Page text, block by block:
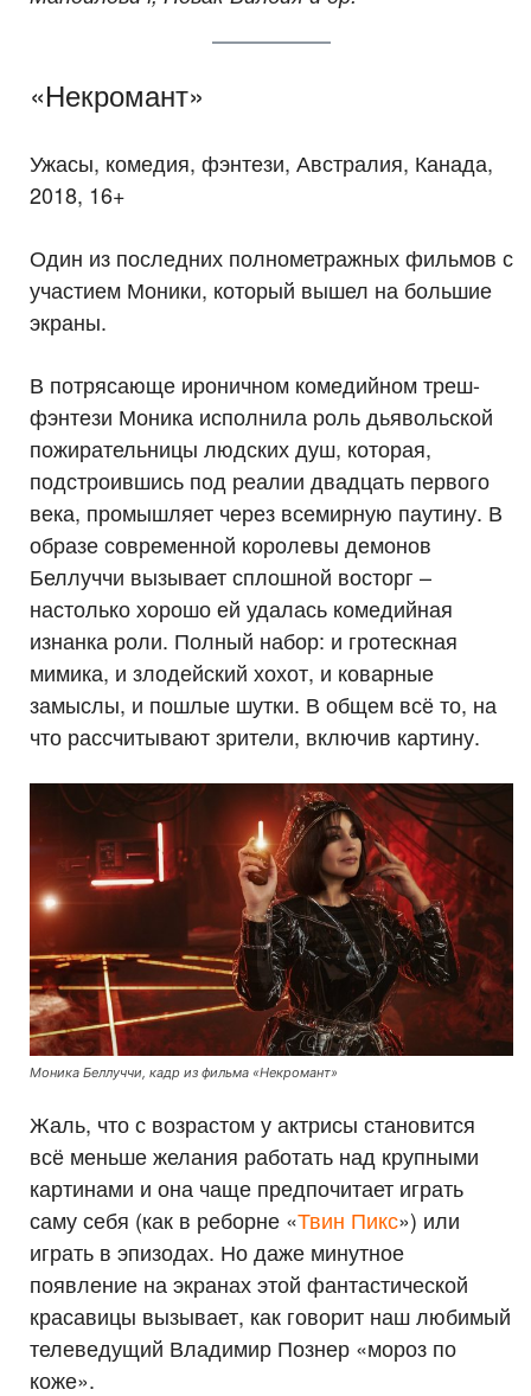
«Некромант»
Ужасы, комедия, фэнтези, Австралия, Канада,
2018, 16+
Один из последних полнометражных фильмов с
участием Моники, который вышел на большие
экраны.
В потрясающе ироничном комедийном треш-
фэнтези Моника исполнила роль дьявольской
пожирательницы людских душ, которая,
подстроившись под реалии двадцать первого
века, промышляет через всемирную паутину. В
образе современной королевы демонов
Беллуччи вызывает сплошной восторг –
настолько хорошо ей удалась комедийная
изнанка роли. Полный набор: и гротескная
мимика, и злодейский хохот, и коварные
замыслы, и пошлые шутки. В общем всё то, на
что рассчитывают зрители, включив картину.
Моника Беллуччи, кадр из фильма «Некромант»
Жаль, что с возрастом у актрисы становится
всё меньше желания работать над крупными
картинами и она чаще предпочитает играть
саму себя (как в реборне «Твин Пикс») или
играть в эпизодах. Но даже минутное
появление на экранах этой фантастической
красавицы вызывает, как говорит наш любимый
телеведущий Владимир Познер «мороз по
коже».